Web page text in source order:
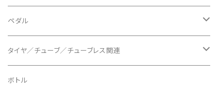
BLUEGRASS/ブルーグラス
BONTRAGER/ボントレガー
BURGTEC/バーグテック
チェーンリング
ディスクブレーキ
ブレーキローター
ディレーラーハンガー
ドロッパーポスト
シートクランプ
ペダル
ビンディングペダル
フラットペダル
タイヤ／チューブ／チューブレス関連
700c
ボトル